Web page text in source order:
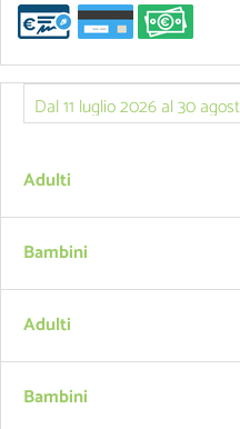
Adulti
Bambini
Adulti
Bambini